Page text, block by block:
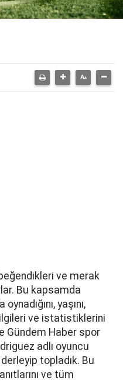
ve merak
Bu kapsamda
yaşını,
ve istatistiklerini
Gündem Haber spor
adlı oyuncu
topladık. Bu
ve tüm